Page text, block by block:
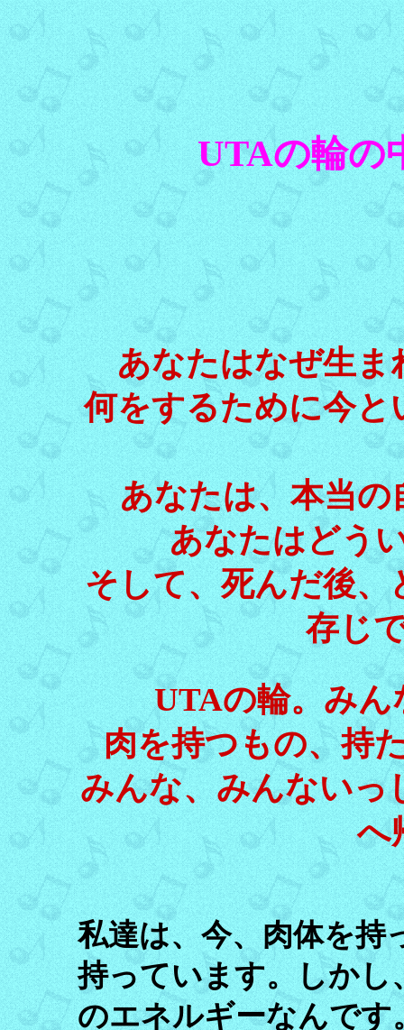
UTAの輪の
あなたはなぜ生ま
何をするために今
あなたは、本当
あなたはどう
そして、死んだ後
存じ
UTAの輪。みん
肉を持つもの、持
みんな、みんないっ
へ
私達は、今、肉体を持
持っています。しかし
のエネルギーなんです